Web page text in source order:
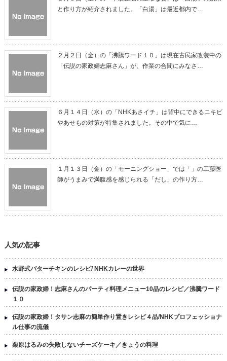
と作り方が紹介されました。「白湯」は最近都内で…
２月２日（金）の「沸騰ワード１０」は現在古民家改装中の
「伝説の家政婦志麻さん」が、作業の合間にみなさ…
６月１４日（水）の「NHKあさイチ」は背中にできるニキビ
やあせもの対策が特集されました。その中で気に…
１月１３日（金）の「モーニングショー」では「」の工藤医
師がうまみで満腹感を感じられる「だし」の作り方…
人気の記事
水野式バターチキンのレシピ/ NHKカレーの世界
伝説の家政婦！志麻さんのパーティ料理メニュー10品のレシピ／沸騰ワード
１０
伝説の家政婦！タサン志麻の簡単作り置きレシピ４品/NHKプロフェッショナ
ル仕事の流儀
栗原はるみの失敗しないチーズケーキ／きょうの料理